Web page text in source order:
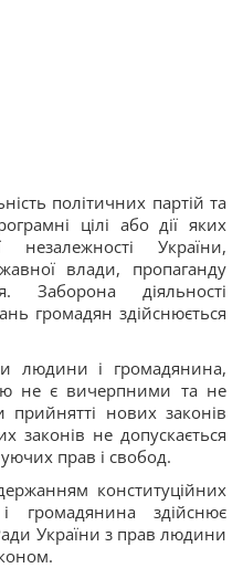
політичних партій та
цілі або дії яких
незалежності України,
влади, пропаганду
Заборона діяльності
громадян здійснюється
людини і громадянина,
не є вичерпними та не
нових законів
законів не допускається
прав і свобод.
конституційних
здійснює
України з прав людини